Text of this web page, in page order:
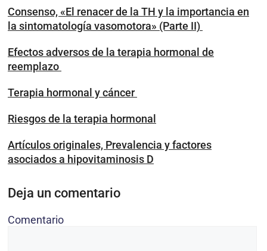
Consenso, «El renacer de la TH y la importancia en
la sintomatología vasomotora» (Parte II)
Efectos adversos de la terapia hormonal de
reemplazo
Terapia hormonal y cáncer
Riesgos de la terapia hormonal
Artículos originales, Prevalencia y factores
asociados a hipovitaminosis D
Deja un comentario
Comentario